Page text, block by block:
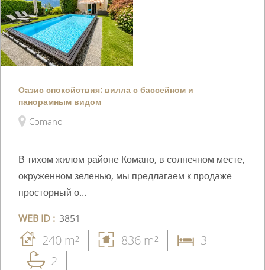
Оазис спокойствия: вилла с бассейном и
панорамным видом
Comano
В тихом жилом районе Комано, в солнечном месте,
окруженном зеленью, мы предлагаем к продаже
просторный о...
WEB ID : 3851
240 m² 836 m²
3
2